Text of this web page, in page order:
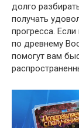
долго
получать
прогресса.
по древнему
помогут вам